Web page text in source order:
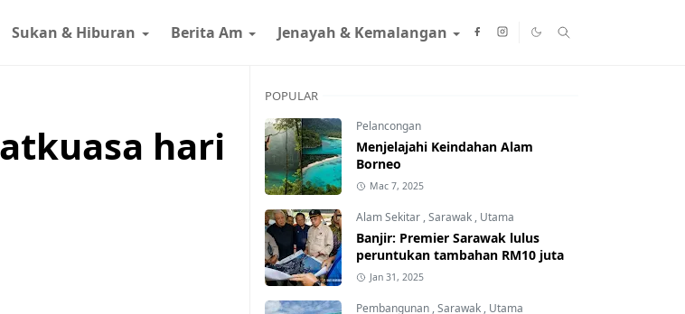
Sukan & Hiburan Berita Am Jenayah & Kemalangan
hari
POPULAR
Pelancongan
Menjelajahi Keindahan Alam
Borneo
Mac 7, 2025
Alam Sekitar ,Sarawak , Utama
Banjir: Premier Sarawak lulus
peruntukan tambahan RM10 juta
Jan 31, 2025
Pembangunan ,Sarawak , Utama